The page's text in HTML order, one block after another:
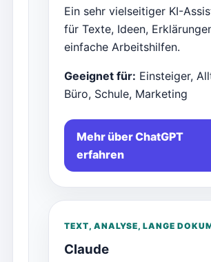
Ein sehr vielseitiger KI-
für Texte, Ideen,
einfache Arbeitshilfen.
Geeignet für: Einsteiger,
Büro, Schule, Marketing
Mehr über ChatGPT
erfahren
TEXT, ANALYSE, LANGE
Claude